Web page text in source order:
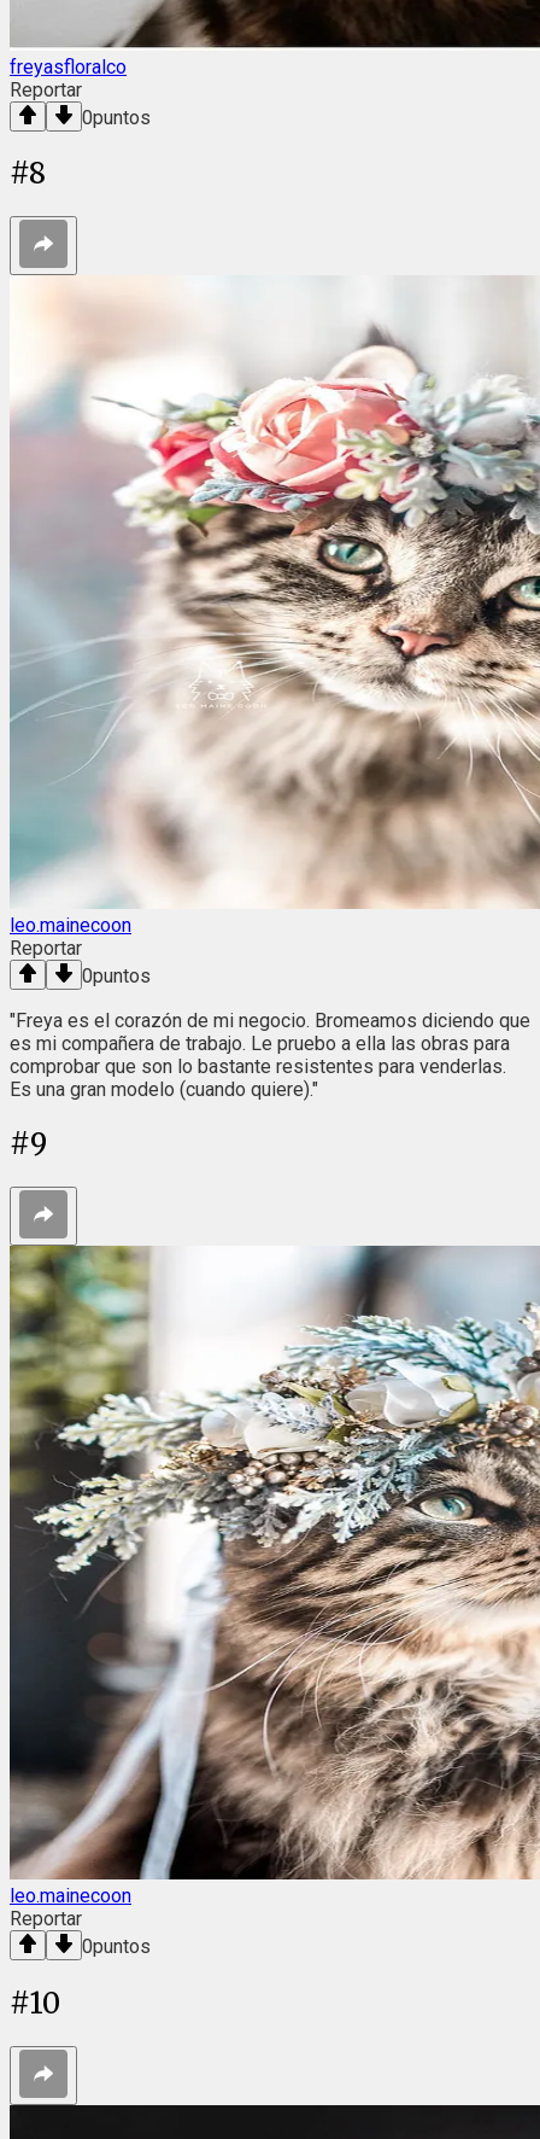
freyasfloralco
Reportar
0puntos
#8
leo.mainecoon
Reportar
0puntos
"Freya es el corazón de mi negocio. Bromeamos diciendo que
es mi compañera de trabajo. Le pruebo a ella las obras para
comprobar que son lo bastante resistentes para venderlas.
Es una gran modelo (cuando quiere)."
#9
leo.mainecoon
Reportar
0puntos
#10